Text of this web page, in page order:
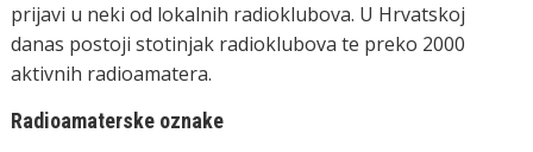
prijavi u neki od lokalnih radioklubova. U Hrvatskoj
danas postoji stotinjak radioklubova te preko 2000
aktivnih radioamatera.
Radioamaterske oznake